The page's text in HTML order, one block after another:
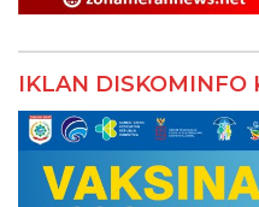
IKLAN DISKOMINFO